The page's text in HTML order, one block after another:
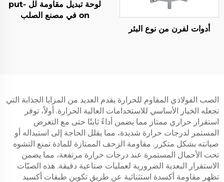
أدوات لفرن من نوع البئر
لوحة تبديل مقاومة لل put-
on في مصنع الصلب
الصب الفولاذي المقاوم للحرارة يقدم العديد من المزايا الجذابة التي
تجعله الخيار الأساسي للاستخدامات العالية الحرارة. أولاً، توفر
استقرار حراري ممتاز مما يضمن أداءً ثابتًا حتى مع التعرض
المستمر لدرجات حرارة شديدة، مما يقلل الحاجة إلى استبداله أو
صيانته بشكل متكرر. مقاومة الزحف الممتازة للمادة تمنع التشوه
تحت الأحمال المستمرة عند درجات حرارة مرتفعة، مما يضمن
الاستقرار البعدية الضرورية لعمليات صناعية دقيقة. هذه الصبّات
تظهر مقاومة أكسدة استثنائية عن طريق تكوين طبقات أكسيد